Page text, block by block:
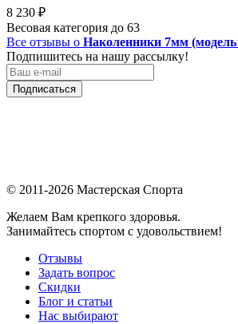
8 230 ₽
Весовая категория до 63
Все отзывы о Наколенники 7мм (модель
Подпишитесь на нашу рассылку!
Подписаться
© 2011-2026 Мастерская Спорта
Желаем Вам крепкого здоровья.
Занимайтесь спортом с удовольствием!
Отзывы
Задать вопрос
Скидки
Блог и статьи
Нас выбирают